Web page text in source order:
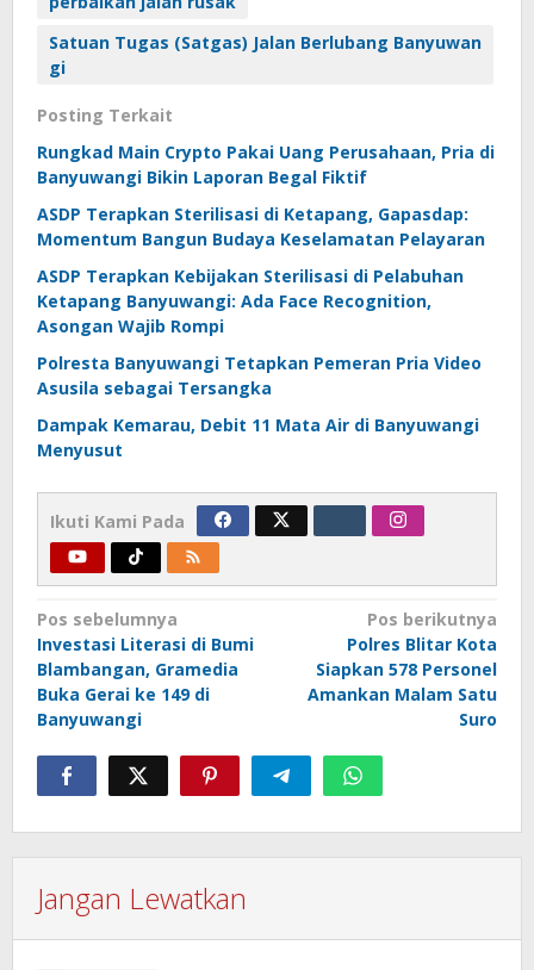
Satuan Tugas (Satgas) Jalan Berlubang Banyuwan
gi
Posting Terkait
Rungkad Main Crypto Pakai Uang Perusahaan, Pria di
Banyuwangi Bikin Laporan Begal Fiktif
ASDP Terapkan Sterilisasi di Ketapang, Gapasdap:
Momentum Bangun Budaya Keselamatan Pelayaran
ASDP Terapkan Kebijakan Sterilisasi di Pelabuhan
Ketapang Banyuwangi: Ada Face Recognition,
Asongan Wajib Rompi
Polresta Banyuwangi Tetapkan Pemeran Pria Video
Asusila sebagai Tersangka
Dampak Kemarau, Debit 11 Mata Air di Banyuwangi
Menyusut
Ikuti Kami Pada
Navigasi
pos
Pos sebelumnya
Investasi Literasi di Bumi
Blambangan, Gramedia
Buka Gerai ke 149 di
Banyuwangi
Pos berikutnya
Polres Blitar Kota
Siapkan 578 Personel
Amankan Malam Satu
Suro
Jangan Lewatkan